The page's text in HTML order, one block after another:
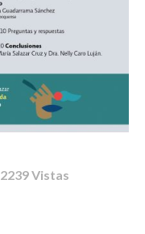
2239 Vistas